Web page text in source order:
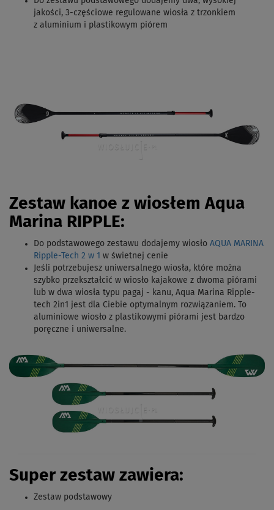
jakości, 3-częściowe regulowane wiosła z trzonkiem
z aluminium i plastikowym piórem
Zestaw kanoe z wiosłem Aqua
Marina RIPPLE:
Do podstawowego zestawu dodajemy wiosło AQUA MARINA
Ripple-Tech 2 w 1 w świetnej cenie
Jeśli potrzebujesz uniwersalnego wiosła, które można
szybko przekształcić w wiosło kajakowe z dwoma piórami
lub w dwa wiosła typu pagaj - kanu, Aqua Marina Ripple-
tech 2in1 jest dla Ciebie optymalnym rozwiązaniem. To
aluminiowe wiosło z plastikowymi piórami jest bardzo
poręczne i uniwersalne.
Super zestaw zawiera:
Zestaw podstawowy